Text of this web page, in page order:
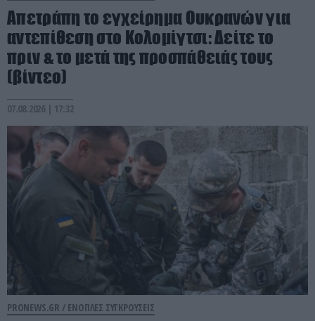
Απετράπη το εγχείρημα Ουκρανών για
αντεπίθεση στο Κολομίγτσι: Δείτε το
πριν & το μετά της προσπάθειάς τους
(βίντεο)
07.08.2026 | 17:32
PRONEWS.GR / ΕΝΟΠΛΕΣ ΣΥΓΚΡΟΥΣΕΙΣ